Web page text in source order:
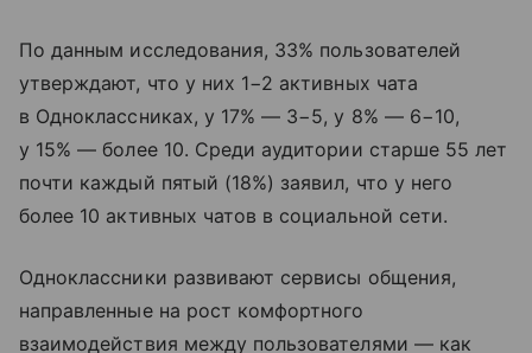
По данным исследования, 33% пользователей
утверждают, что у них 1−2 активных чата
в Одноклассниках, у 17% — 3−5, у 8% — 6−10,
у 15% — более 10. Среди аудитории старше 55 лет
почти каждый пятый (18%) заявил, что у него
более 10 активных чатов в социальной сети.
Одноклассники развивают сервисы общения,
направленные на рост комфортного
взаимодействия между пользователями — как